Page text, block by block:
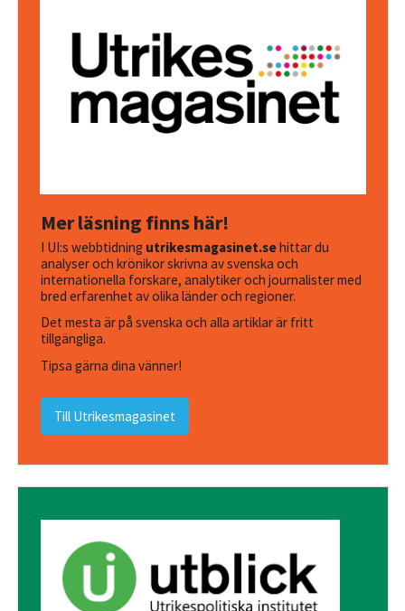
Mer läsning finns här!
I UI:s webbtidning utrikesmagasinet.sehittar du
analyser och krönikor skrivna av svenska och
internationella forskare, analytiker och journalister med
bred erfarenhet av olika länder och regioner.
Det mesta är på svenska och alla artiklar är fritt
tillgängliga.
Tipsa gärna dina vänner!
Till Utrikesmagasinet